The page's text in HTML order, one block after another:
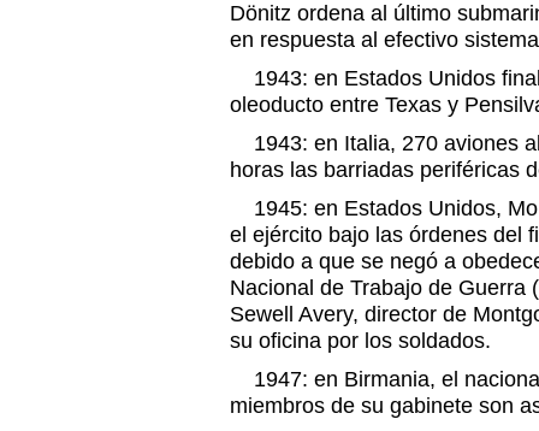
Dönitz ordena al último
en respuesta al efectivo
1943: en Estados Unidos
oleoducto entre Texas y
1943: en Italia, 270 aviones
horas las barriadas periféricas
1945: en Estados Unidos,
el ejército bajo las órdenes del
debido a que se negó a
Nacional de Trabajo de Guerra
Sewell Avery, director de
su oficina por los soldados.
1947: en Birmania, el
miembros de su gabinete son